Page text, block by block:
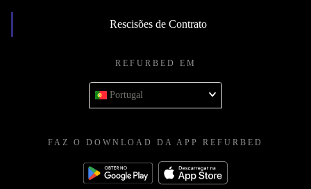
Rescisões de Contrato
REFURBED EM
Portugal
FAZ O DOWNLOAD DA APP REFURBED